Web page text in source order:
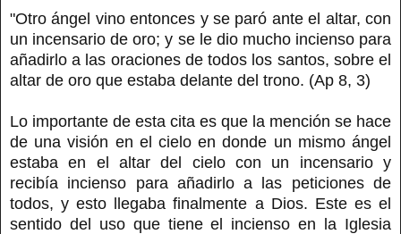
"Otro ángel vino entonces y se paró ante el altar, con
un incensario de oro; y se le dio mucho incienso para
añadirlo a las oraciones de todos los santos, sobre el
altar de oro que estaba delante del trono. (Ap 8, 3)
Lo importante de esta cita es que la mención se hace
de una visión en el cielo en donde un mismo ángel
estaba en el altar del cielo con un incensario y
recibía incienso para añadirlo a las peticiones de
todos, y esto llegaba finalmente a Dios. Este es el
sentido del uso que tiene el incienso en la Iglesia